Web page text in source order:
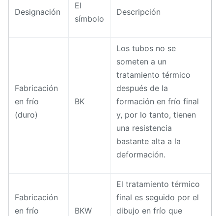
Designación
El
símbolo
Descripción
Fabricación
en frío
(duro)
BK
Los tubos no se
someten a un
tratamiento térmico
después de la
formación en frío final
y, por lo tanto, tienen
una resistencia
bastante alta a la
deformación.
Fabricación
en frío
BKW
El tratamiento térmico
final es seguido por el
dibujo en frío que